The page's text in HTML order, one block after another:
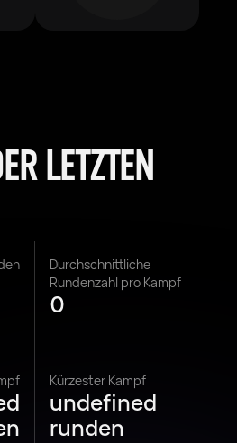
LETZTEN
Durchschnittliche
Rundenzahl pro Kampf
0
Kürzester Kampf
undefined
runden